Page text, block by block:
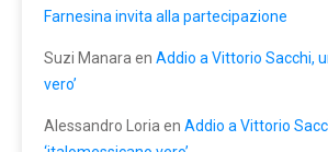
Farnesina invita alla partecipazione
Suzi Manara en Addio a Vittorio Sacchi,
vero’
Alessandro Loria en Addio a Vittorio